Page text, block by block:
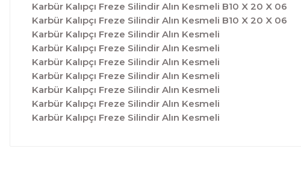
Karbür Kalıpçı Freze Silindir Alın Kesmeli B10 X 20 X 06
Karbür Kalıpçı Freze Silindir Alın Kesmeli B10 X 20 X 06
Karbür Kalıpçı Freze Silindir Alın Kesmeli
Karbür Kalıpçı Freze Silindir Alın Kesmeli
Karbür Kalıpçı Freze Silindir Alın Kesmeli
Karbür Kalıpçı Freze Silindir Alın Kesmeli
Karbür Kalıpçı Freze Silindir Alın Kesmeli
Karbür Kalıpçı Freze Silindir Alın Kesmeli
Karbür Kalıpçı Freze Silindir Alın Kesmeli